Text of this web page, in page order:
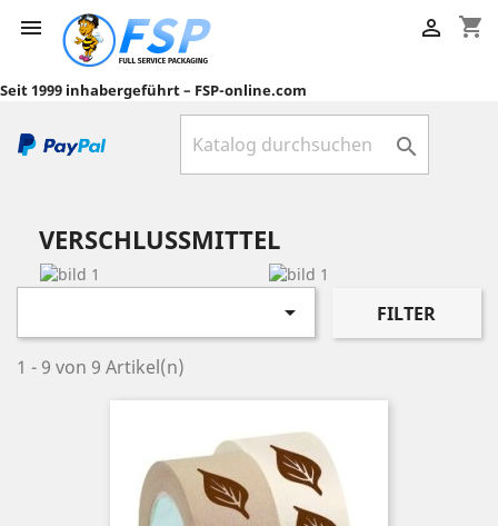
 shopping_cart

Seit 1999 inhabergeführt – FSP-online.com

VERSCHLUSSMITTEL
 FILTER
1 - 9 von 9 Artikel(n)